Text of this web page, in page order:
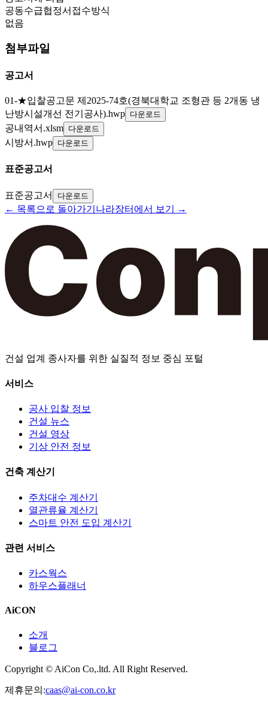
공동수급협정서접수방식
없음
첨부파일
공고서
01-★입찰공고문 제2025-74호(경북대학교 조형관 등 2개동 냉
난방시설개선 전기공사).hwp 다운로드
공내역서.xlsm 다운로드
시방서.hwp 다운로드
표준공고서
표준공고서 다운로드
← 목록으로 돌아가기 나라장터에서 보기 →
건설 업계 종사자를 위한 실질적 정보 중심 포털
서비스
공사 입찰 정보
건설 뉴스
건설 영상
기상 안전 정보
건축 계산기
주차대수 계산기
열관류율 계산기
스마트 안전 도입 계산기
관련 서비스
카스웍스
하우스플래너
AiCON
소개
블로그
Copyright © AiCon Co,.ltd. All Right Reserved.
제휴문의:caas@ai-con.co.kr